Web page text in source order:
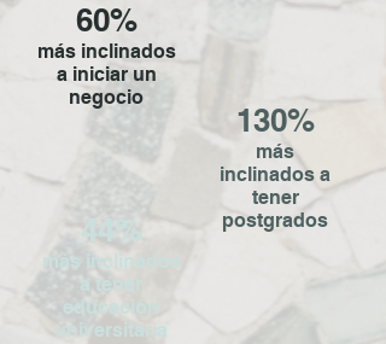
60%
más inclinados
a iniciar un
negocio
130%
más
inclinados a
tener
postgrados
más inclinados
educación
universitaria